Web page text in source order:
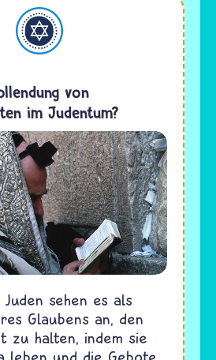
von
im Judentum?
sehen es als
Glaubens an, den
zu halten, indem sie